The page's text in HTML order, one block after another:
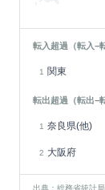
転入超過（転入−
1 関東
転出超過（転出−
1 奈良県(他)
2 大阪府
出典：総務省統計